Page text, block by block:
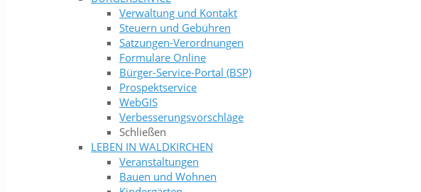
Verwaltung und Kontakt
Steuern und Gebühren
Satzungen-Verordnungen
Formulare Online
Bürger-Service-Portal (BSP)
Prospektservice
WebGIS
Verbesserungsvorschläge
Schließen
LEBEN IN WALDKIRCHEN
Veranstaltungen
Bauen und Wohnen